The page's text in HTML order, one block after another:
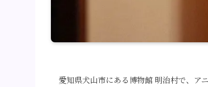
愛知県犬山市にある博物館 明治村で、